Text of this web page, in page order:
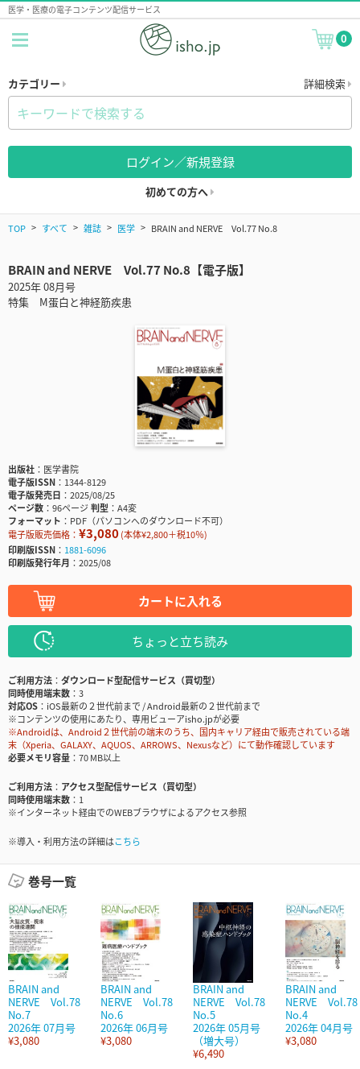
医学・医療の電子コンテンツ配信サービス
0
カテゴリー 詳細検索
ログイン／新規登録
初めての方へ
TOP すべて 雑誌 医学 BRAIN and NERVE Vol.77 No.8
BRAIN and NERVE Vol.77 No.8【電子版】
2025年 08月号
特集 M蛋白と神経筋疾患
出版社
医学書院
電子版ISSN
1344-8129
電子版発売日
2025/08/25
ページ数
96ページ判型
A4変
フォーマット
PDF（パソコンへのダウンロード不可）
電子版販売価格： ¥3,080(本体¥2,800＋税10％)
印刷版ISSN
1881-6096
印刷版発行年月
2025/08
カートに入れる
ちょっと立ち読み
ご利用方法
ダウンロード型配信サービス（買切型）
同時使用端末数
3
対応OS
iOS最新の２世代前まで / Android最新の２世代前まで
※コンテンツの使用にあたり、専用ビューアisho.jpが必要
※Androidは、Android２世代前の端末のうち、国内キャリア経由で販売されている端
末（Xperia、GALAXY、AQUOS、ARROWS、Nexusなど）にて動作確認しています
必要メモリ容量
70 MB以上
ご利用方法
アクセス型配信サービス（買切型）
同時使用端末数
1
※インターネット経由でのWEBブラウザによるアクセス参照
※導入・利用方法の詳細はこちら
巻号一覧
BRAIN and
NERVE Vol.78
No.7
2026年 07月号
¥3,080
BRAIN and
NERVE Vol.78
No.6
2026年 06月号
¥3,080
BRAIN and
NERVE Vol.78
No.5
2026年 05月号
（増大号）
¥6,490
BRAIN and
NERVE Vol.78
No.4
2026年 04月号
¥3,080